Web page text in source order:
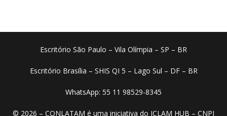
Escritório São Paulo – Vila Olímpia – SP – BR
Escritório Brasília – SHIS QI 5 – Lago Sul – DF – BR
WhatsApp: 55 11 98529-8345
© 2026 – CONLATAM é uma iniciativa do ICLAM HUB – CNPJ